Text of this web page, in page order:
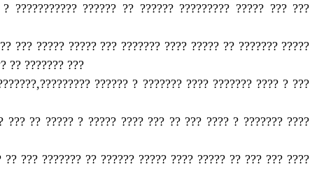
??????????? ?????? ?? ?????? ????????? ????? ??? ???
??? ????? ????? ??? ??????? ???? ????? ?? ??????? ?????
?? ??????? ???
?????? ? ??????? ???? ??????? ???? ? ???
??? ?? ????? ? ????? ???? ??? ?? ??? ???? ? ??????? ????
??? ??????? ?? ?????? ????? ???? ????? ?? ??? ??? ????